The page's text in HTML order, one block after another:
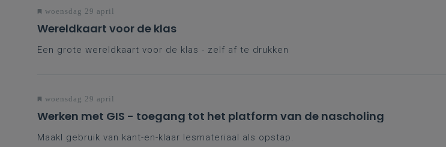
woensdag 29 april
Wereldkaart voor de klas
Een grote wereldkaart voor de klas - zelf af te drukken
woensdag 29 april
Werken met GIS - toegang tot het platform van de nascholing
Maakl gebruik van kant-en-klaar lesmateriaal als opstap.